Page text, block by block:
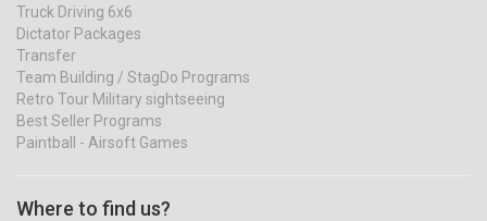
Truck Driving 6x6
Dictator Packages
Transfer
Team Building / StagDo Programs
Retro Tour Military sightseeing
Best Seller Programs
Paintball - Airsoft Games
Where to find us?